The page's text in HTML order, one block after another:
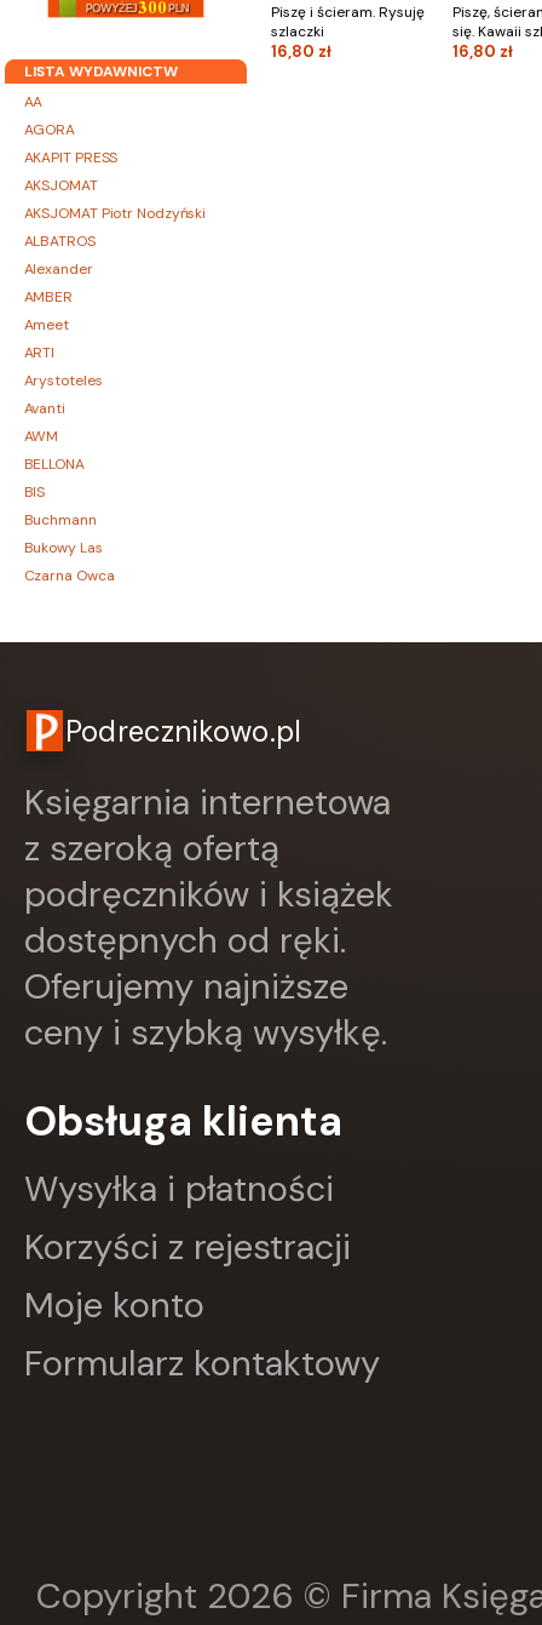
LISTA WYDAWNICTW
AA
AGORA
AKAPIT PRESS
AKSJOMAT
AKSJOMAT Piotr Nodzyński
ALBATROS
Alexander
AMBER
Ameet
ARTI
Arystoteles
Avanti
AWM
BELLONA
BIS
Buchmann
Bukowy Las
Czarna Owca
DEMART
Dolnośląskie
DRAGON
Edycja Świętego Pawła
EDYCJA ŚWIĘTEGO PAWŁA
ESPRIT
Express Publishing
FABRYKA SŁÓW
FENIX
FRONDA
Greg
GRUPA IMAGE
HARMONIA
Insignis
JEDNOŚĆ
karakter
Literat
Piszę i ścieram. Rysuję
szlaczki
16,80 zł
Piszę,
się. Kawaii
16,80 zł
Podrecznikowo.pl
Księgarnia internetowa
z szeroką ofertą
podręczników i książek
dostępnych od ręki.
Oferujemy najniższe
ceny i szybką wysyłkę.
Obsługa klienta
Wysyłka i płatności
Korzyści z rejestracji
Moje konto
Formularz kontaktowy
Copyright 2026 © Firma